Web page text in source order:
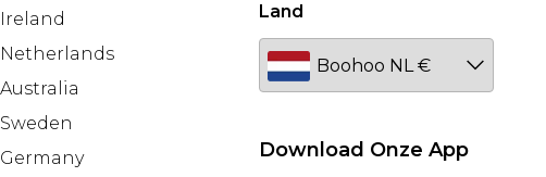
Ireland
Netherlands
Australia
Sweden
Germany
Land
Download Onze App